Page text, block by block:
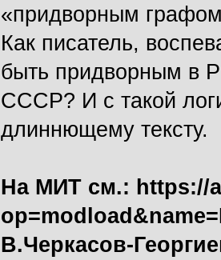
«придворным
Как писатель,
быть придворным в
СССР? И с такой
длиннющему тексту.
На МИТ см.: https://
В.Черкасов-